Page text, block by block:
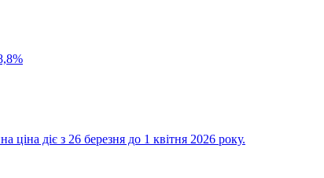
діє з 26 березня до 1 квітня 2026 року.